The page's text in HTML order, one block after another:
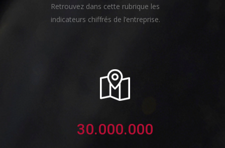
Retrouvez dans cette rubrique les
indicateurs chiffrés de l’entreprise.
30.000.000